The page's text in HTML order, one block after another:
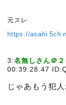
元スレ
https://
3:名無しさん＠
00:39:28.47
じゃあもう犯